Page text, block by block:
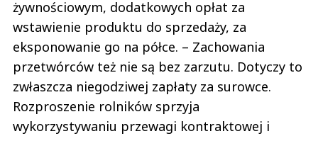
żywnościowym, dodatkowych opłat za
wstawienie produktu do sprzedaży, za
eksponowanie go na półce. – Zachowania
przetwórców też nie są bez zarzutu. Dotyczy to
zwłaszcza niegodziwej zapłaty za surowce.
Rozproszenie rolników sprzyja
wykorzystywaniu przewagi kontraktowej i